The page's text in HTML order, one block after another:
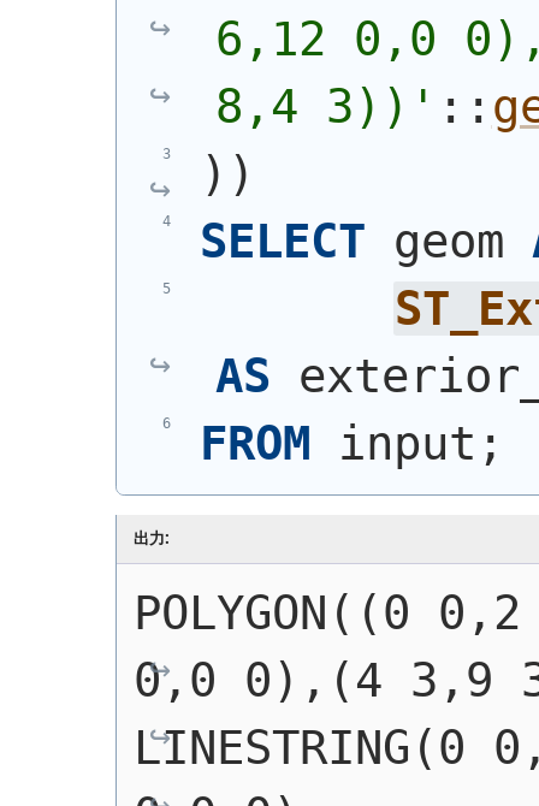
6,12 0,0
8,4 3)) ' ::
) )
SELECT geom
AS
FROM input;
出力:
POLYGON((0
0,0 0),(4 3,9